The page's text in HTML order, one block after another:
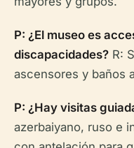
P: ¿El museo es
discapacidades? R:
ascensores y baños
P: ¿Hay visitas
azerbaiyano, ruso e